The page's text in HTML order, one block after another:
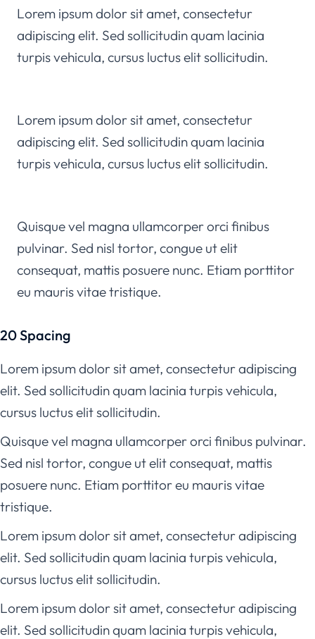
Lorem ipsum dolor sit amet, consectetur
adipiscing elit. Sed sollicitudin quam lacinia
turpis vehicula, cursus luctus elit sollicitudin.
Lorem ipsum dolor sit amet, consectetur
adipiscing elit. Sed sollicitudin quam lacinia
turpis vehicula, cursus luctus elit sollicitudin.
Quisque vel magna ullamcorper orci finibus
pulvinar. Sed nisl tortor, congue ut elit
consequat, mattis posuere nunc. Etiam porttitor
eu mauris vitae tristique.
20 Spacing
Lorem ipsum dolor sit amet, consectetur adipiscing
elit. Sed sollicitudin quam lacinia turpis vehicula,
cursus luctus elit sollicitudin.
Quisque vel magna ullamcorper orci finibus pulvinar.
Sed nisl tortor, congue ut elit consequat, mattis
posuere nunc. Etiam porttitor eu mauris vitae
tristique.
Lorem ipsum dolor sit amet, consectetur adipiscing
elit. Sed sollicitudin quam lacinia turpis vehicula,
cursus luctus elit sollicitudin.
Lorem ipsum dolor sit amet, consectetur adipiscing
elit. Sed sollicitudin quam lacinia turpis vehicula,